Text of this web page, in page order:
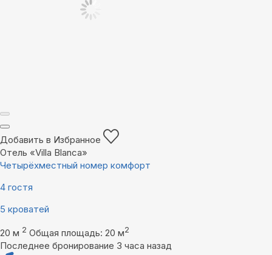
Добавить в Избранное
Отель «Villa Blanca»
Четырёхместный номер комфорт
4 гостя
5 кроватей
20 м 2 Общая площадь: 20 м2
Последнее бронирование 3 часа назад